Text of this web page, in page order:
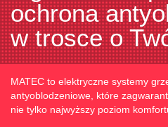
ochrona
w trosce o
MATEC to elektryczne systemy
antyoblodzeniowe, które
nie tylko najwyższy poziom